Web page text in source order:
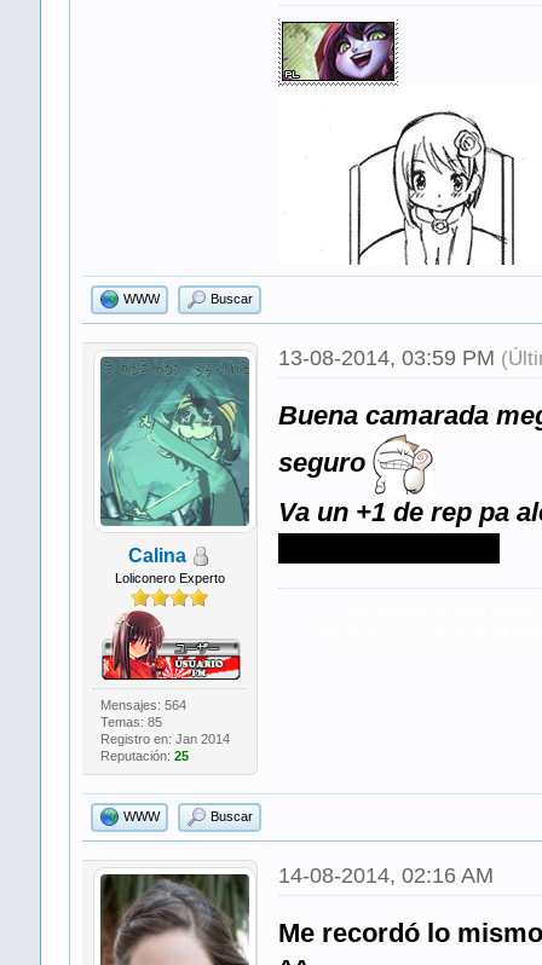
WWW Buscar
Calina
Loliconero Experto
Mensajes: 564
Temas: 85
Registro en: Jan 2014
Reputación: 25
13-08-2014, 03:59 PM
Buena camarada
seguro
Va un +1 de rep pa
WWW Buscar
14-08-2014, 02:16 AM
Me recordó lo